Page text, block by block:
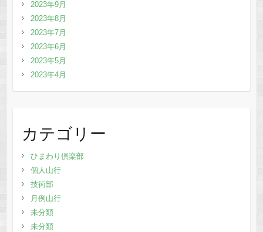
2023年9月
2023年8月
2023年7月
2023年6月
2023年5月
2023年4月
カテゴリー
ひまわり倶楽部
個人山行
技術部
月例山行
未分類
未分類